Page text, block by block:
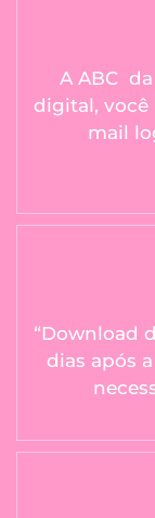
A ABC
digital, você
mail
“Download
dias após